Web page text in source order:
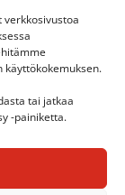
tai jatkaa
-painiketta.